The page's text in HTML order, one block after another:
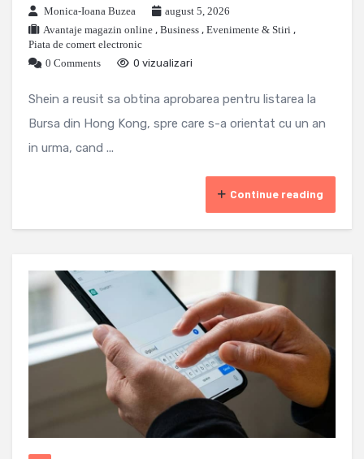
Monica-Ioana Buzea
august 5, 2026
Avantaje magazin online , Business , Evenimente & Stiri ,
Piata de comert electronic
0 Comments
0 vizualizari
Shein a reusit sa obtina aprobarea pentru listarea la
Bursa din Hong Kong, spre care s-a orientat cu un an
in urma, cand ...
Continue reading